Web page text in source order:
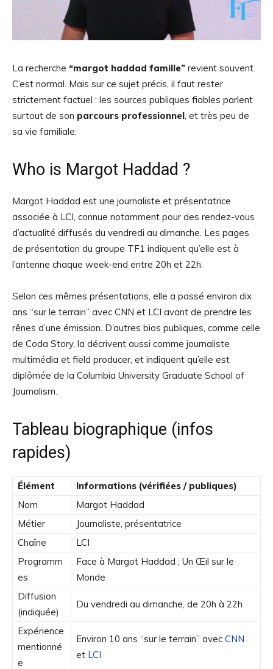
La recherche “margot haddad famille” revient souvent.
C’est normal. Mais sur ce sujet précis, il faut rester
strictement factuel : les sources publiques fiables parlent
surtout de son parcours professionnel, et très peu de
sa vie familiale.
Who is Margot Haddad ?
Margot Haddad est une journaliste et présentatrice
associée à LCI, connue notamment pour des rendez-vous
d’actualité diffusés du vendredi au dimanche. Les pages
de présentation du groupe TF1 indiquent qu’elle est à
l’antenne chaque week-end entre 20h et 22h.
Selon ces mêmes présentations, elle a passé environ dix
ans “sur le terrain” avec CNN et LCI avant de prendre les
rênes d’une émission. D’autres bios publiques, comme celle
de Coda Story, la décrivent aussi comme journaliste
multimédia et field producer, et indiquent qu’elle est
diplômée de la Columbia University Graduate School of
Journalism.
Tableau biographique (infos
rapides)
Élément
Informations (vérifiées / publiques)
Nom
Margot Haddad
Métier
Journaliste, présentatrice
Chaîne
LCI
Programm
es
Face à Margot Haddad ; Un Œil sur le
Monde
Diffusion
(indiquée)
Du vendredi au dimanche, de 20h à 22h
Expérience
mentionné
e
Environ 10 ans “sur le terrain” avec CNN
et LCI